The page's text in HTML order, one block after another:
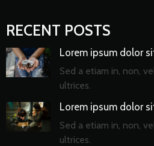
RECENT POSTS
Lorem ipsum dolor
Sed a etiam in, non,
ultrices.
Lorem ipsum dolor
Sed a etiam in, non,
ultrices.